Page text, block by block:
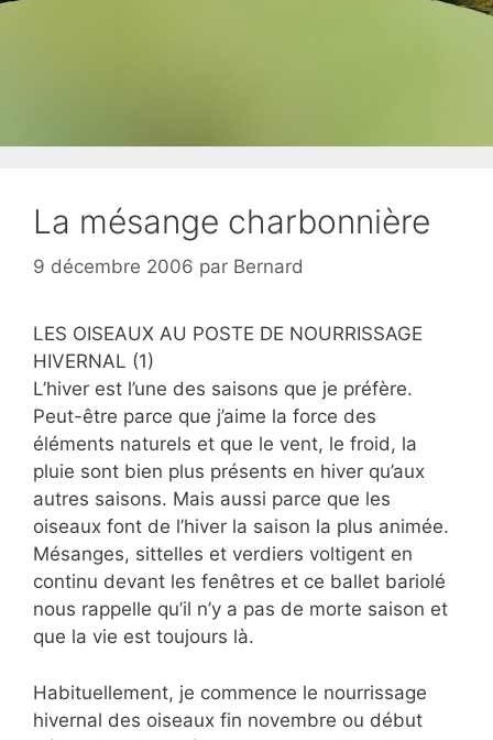
La mésange charbonnière
9 décembre 2006 par Bernard
LES OISEAUX AU POSTE DE NOURRISSAGE
HIVERNAL (1)
L’hiver est l’une des saisons que je préfère.
Peut-être parce que j’aime la force des
éléments naturels et que le vent, le froid, la
pluie sont bien plus présents en hiver qu’aux
autres saisons. Mais aussi parce que les
oiseaux font de l’hiver la saison la plus animée.
Mésanges, sittelles et verdiers voltigent en
continu devant les fenêtres et ce ballet bariolé
nous rappelle qu’il n’y a pas de morte saison et
que la vie est toujours là.
Habituellement, je commence le nourrissage
hivernal des oiseaux fin novembre ou début